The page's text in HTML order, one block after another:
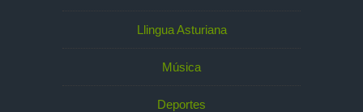
Llingua Asturiana
Música
Deportes